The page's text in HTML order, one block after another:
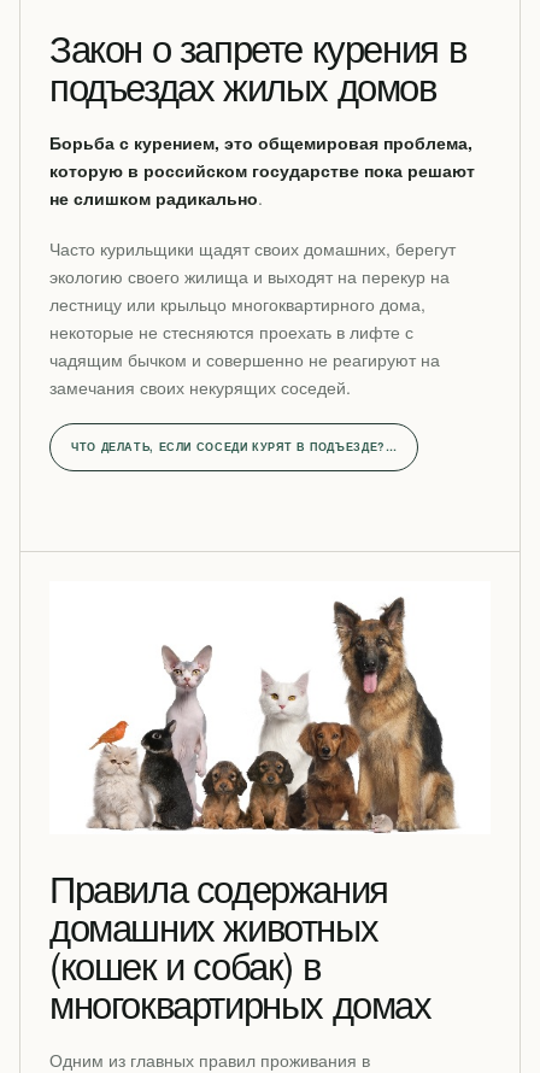
Закон о запрете курения в
подъездах жилых домов
Борьба с курением, это общемировая проблема,
которую в российском государстве пока решают
не слишком радикально.
Часто курильщики щадят своих домашних, берегут
экологию своего жилища и выходят на перекур на
лестницу или крыльцо многоквартирного дома,
некоторые не стесняются проехать в лифте с
чадящим бычком и совершенно не реагируют на
замечания своих некурящих соседей.
ЧТО ДЕЛАТЬ, ЕСЛИ СОСЕДИ КУРЯТ В ПОДЪЕЗДЕ?…
Правила содержания
домашних животных
(кошек и собак) в
многоквартирных домах
Одним из главных правил проживания в